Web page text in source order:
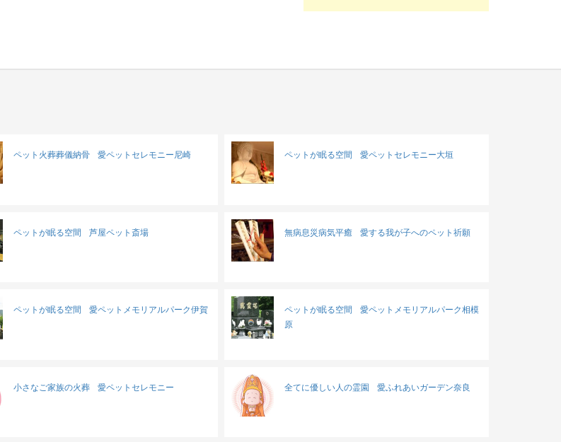
ペット火葬葬儀納骨 愛ペットセレモニー尼崎 ペットが眠る空間 愛ペットセレモニー大垣
ペットが眠る空間 芦屋ペット斎場 無病息災病気平癒 愛する我が子へのペット祈願
ペットが眠る空間 愛ペットメモリアルパーク伊賀 ペットが眠る空間
愛ペットメモリアルパーク相模
原
小さなご家族の火葬 愛ペットセレモニー 全てに優しい人の霊園 愛ふれあいガーデン奈良